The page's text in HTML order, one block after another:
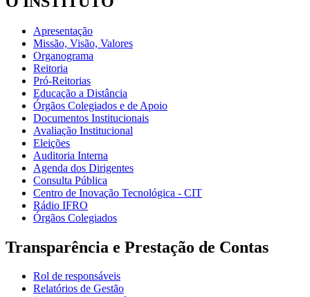
Apresentação
Missão, Visão, Valores
Organograma
Reitoria
Pró-Reitorias
Educação a Distância
Órgãos Colegiados e de Apoio
Documentos Institucionais
Avaliação Institucional
Eleições
Auditoria Interna
Agenda dos Dirigentes
Consulta Pública
Centro de Inovação Tecnológica - CIT
Rádio IFRO
Órgãos Colegiados
Transparência e Prestação de Contas
Rol de responsáveis
Relatórios de Gestão